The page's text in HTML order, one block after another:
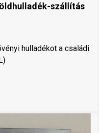
szállítás
hulladékot a családi